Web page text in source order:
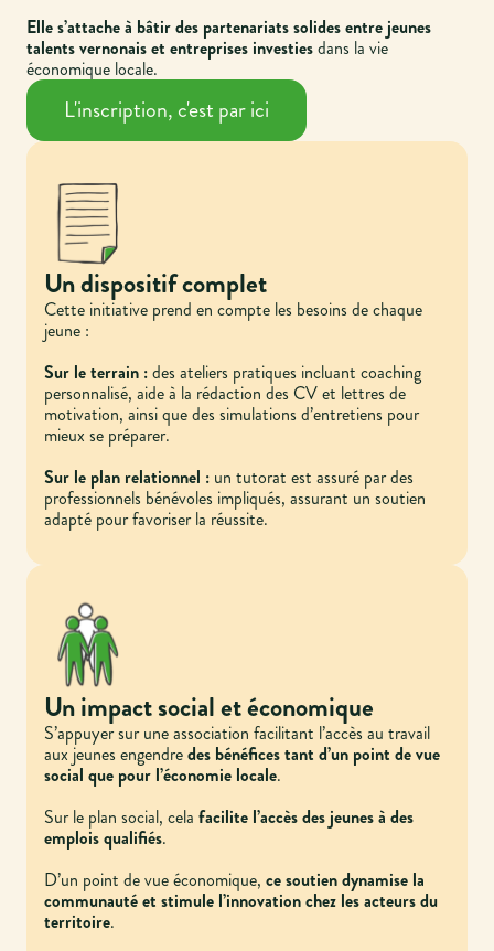
Elle s’attache à bâtir des partenariats solides entre jeunes
talents vernonais et entreprises investiesdans la vie
économique locale.
L'inscription, c'est par ici
Un dispositif complet
Cette initiative prend en compte les besoins de chaque
jeune :
Sur le terrain :des ateliers pratiques incluant coaching
personnalisé, aide à la rédaction des CV et lettres de
motivation, ainsi que des simulations d’entretiens pour
mieux se préparer.
Sur le plan relationnel : un tutorat est assuré par des
professionnels bénévoles impliqués, assurant un soutien
adapté pour favoriser la réussite.
Un impact social et économique
S’appuyer sur une association facilitant l’accès au travail
aux jeunes engendredes bénéfices tant d’un point de vue
social que pour l’économie locale.
Sur le plan social, celafacilite l’accès des jeunes à des
emplois qualifiés.
D’un point de vue économique,ce soutien dynamise la
communauté et stimule l’innovation chez les acteurs du
territoire.